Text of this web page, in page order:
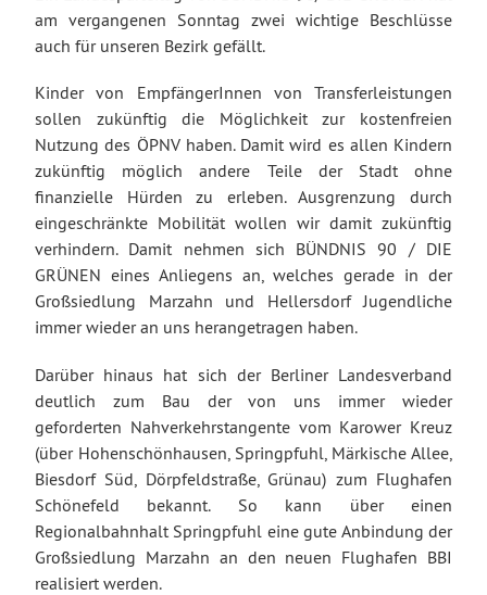
am vergangenen Sonntag zwei wichtige Beschlüsse
auch für unseren Bezirk gefällt.
Kinder von EmpfängerInnen von Transferleistungen
sollen zukünftig die Möglichkeit zur kostenfreien
Nutzung des ÖPNV haben. Damit wird es allen Kindern
zukünftig möglich andere Teile der Stadt ohne
finanzielle Hürden zu erleben. Ausgrenzung durch
eingeschränkte Mobilität wollen wir damit zukünftig
verhindern. Damit nehmen sich BÜNDNIS 90 / DIE
GRÜNEN eines Anliegens an, welches gerade in der
Großsiedlung Marzahn und Hellersdorf Jugendliche
immer wieder an uns herangetragen haben.
Darüber hinaus hat sich der Berliner Landesverband
deutlich zum Bau der von uns immer wieder
geforderten Nahverkehrstangente vom Karower Kreuz
(über Hohenschönhausen, Springpfuhl, Märkische Allee,
Biesdorf Süd, Dörpfeldstraße, Grünau) zum Flughafen
Schönefeld bekannt. So kann über einen
Regionalbahnhalt Springpfuhl eine gute Anbindung der
Großsiedlung Marzahn an den neuen Flughafen BBI
realisiert werden.